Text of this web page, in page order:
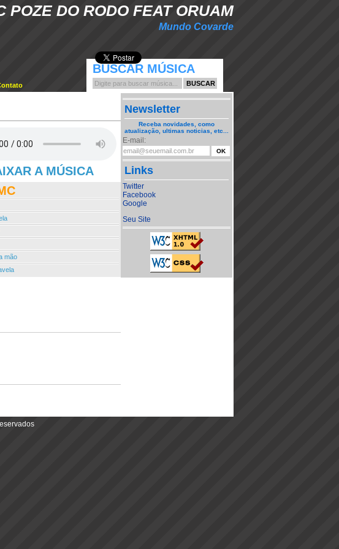
POZE DO RODO FEAT ORUAM
Mundo Covarde
BUSCAR MÚSICA
A MÚSICA
mão
Newsletter
Receba novidades, como
atualização, ultimas noticias, etc...
E-mail:
Links
Twitter
Facebook
Google
Seu Site